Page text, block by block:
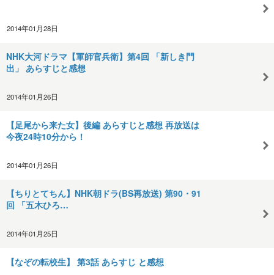
2014年01月28日
NHK大河ドラマ【軍師官兵衛】第4回 「新しき門
出」 あらすじと感想
2014年01月26日
【足尾から来た女】後編 あらすじと感想 再放送は
今夜24時10分から！
2014年01月26日
【ちりとてちん】NHK朝ドラ(BS再放送) 第90・91
回 「五木ひろ…
2014年01月25日
【なぞの転校生】 第3話 あらすじ と感想